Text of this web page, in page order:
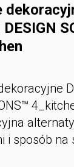
i sposób na